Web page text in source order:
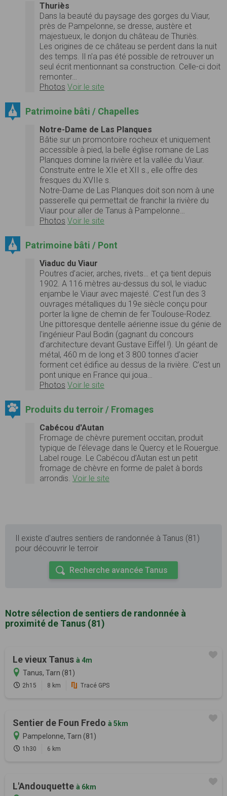
Thuriès
Dans la beauté du paysage des gorges du Viaur,
près de Pampelonne, se dresse, austère et
majestueux, le donjon du château de Thuriès.
Les origines de ce château se perdent dans la nuit
des temps. Il n'a pas été possible de retrouver un
seul écrit mentionnant sa construction. Celle-ci doit
remonter…
Photos Voir le site
Patrimoine bâti / Chapelles
Notre-Dame de Las Planques
Bâtie sur un promontoire rocheux et uniquement
accessible à pied, la belle église romane de Las
Planques domine la rivière et la vallée du Viaur.
Construite entre le XIe et XII s., elle offre des
fresques du XVIIe s.
Notre-Dame de Las Planques doit son nom à une
passerelle qui permettait de franchir la rivière du
Viaur pour aller de Tanus à Pampelonne…
Photos Voir le site
Patrimoine bâti / Pont
Viaduc du Viaur
Poutres d’acier, arches, rivets… et ça tient depuis
1902. A 116 mètres au-dessus du sol, le viaduc
enjambe le Viaur avec majesté. C’est l’un des 3
ouvrages métalliques du 19e siècle conçu pour
porter la ligne de chemin de fer Toulouse-Rodez.
Une pittoresque dentelle aérienne issue du génie de
l'ingénieur Paul Bodin (gagnant du concours
d’architecture devant Gustave Eiffel !). Un géant de
métal, 460 m de long et 3 800 tonnes d'acier
forment cet édifice au dessus de la rivière. C’est un
pont unique en France qui joua…
Photos Voir le site
Produits du terroir / Fromages
Cabécou d'Autan
Fromage de chèvre purement occitan, produit
typique de l’élevage dans le Quercy et le Rouergue.
Label rouge. Le Cabécou d’Autan est un petit
fromage de chèvre en forme de palet à bords
arrondis. Voir le site
Il existe d'autres sentiers de randonnée à Tanus (81)
pour découvrir le terroir
Recherche avancée Tanus
Notre sélection de sentiers de randonnée à
proximité de Tanus (81)
Le vieux Tanus à 4m
Tanus, Tarn (81)
2h15 8 km Tracé GPS
Sentier de Foun Fredo à 5km
Pampelonne, Tarn (81)
1h30 6 km
L'Andouquette à 6km